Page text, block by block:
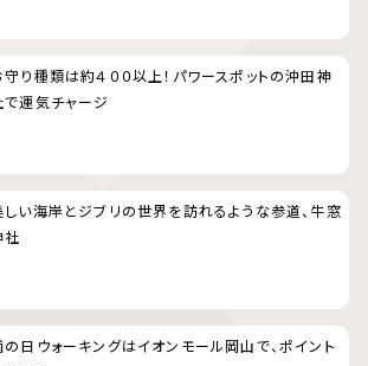
守り種類は約４００以上！パワースポットの沖田神
で運気チャージ
しい海岸とジブリの世界を訪れるような参道、牛窓
社
の日ウォーキングはイオンモール岡山で、ポイント